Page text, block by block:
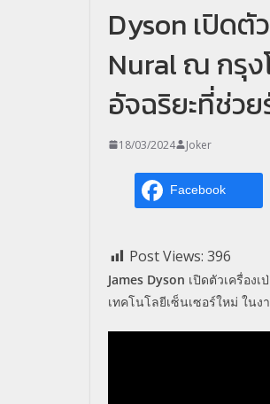
Dyson เปิดตั
Nural ณ กรุง
อัจฉริยะที่ช่ว
18/03/2024 Joker
Facebook
Post Views: 396
James Dyson เปิดตัวเครื่องเ
เทคโนโลยีเซ็นเซอร์ใหม่ ใน